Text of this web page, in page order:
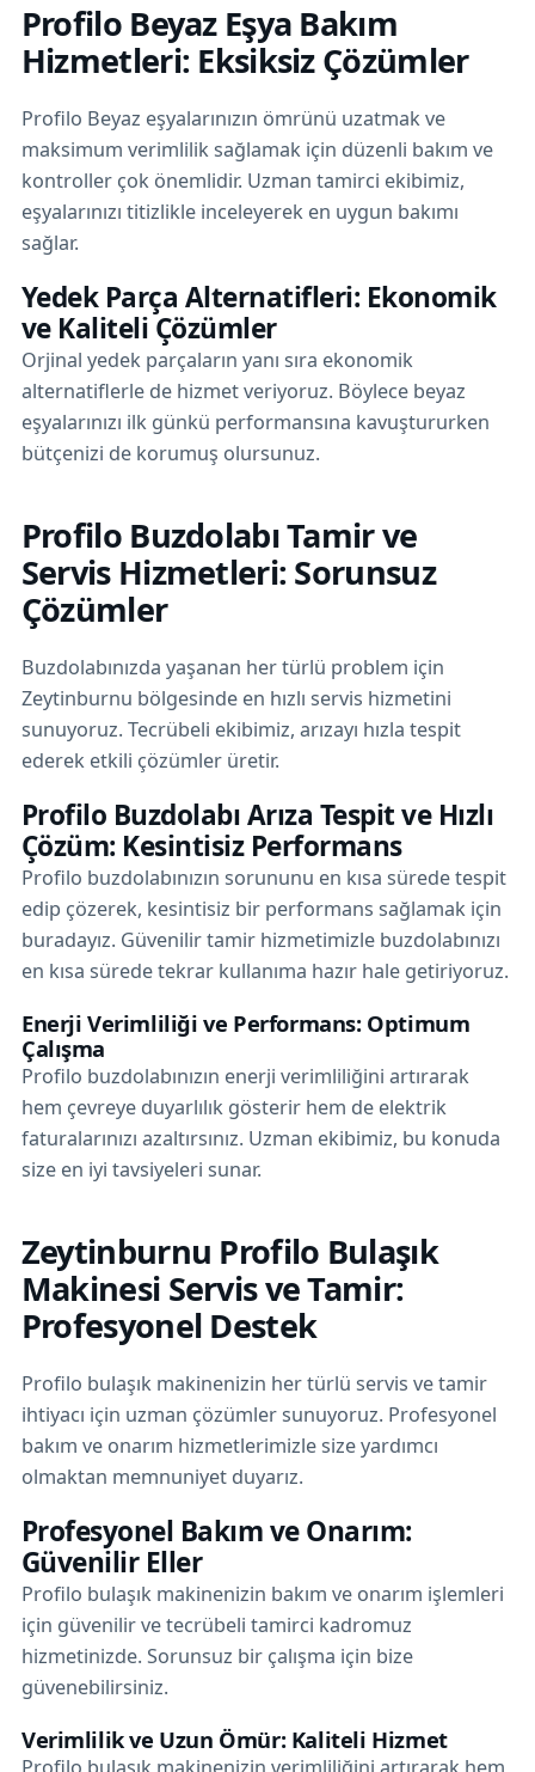
Profilo Beyaz Eşya Bakım
Hizmetleri: Eksiksiz Çözümler
Profilo Beyaz eşyalarınızın ömrünü uzatmak ve
maksimum verimlilik sağlamak için düzenli bakım ve
kontroller çok önemlidir. Uzman tamirci ekibimiz,
eşyalarınızı titizlikle inceleyerek en uygun bakımı
sağlar.
Yedek Parça Alternatifleri: Ekonomik
ve Kaliteli Çözümler
Orjinal yedek parçaların yanı sıra ekonomik
alternatiflerle de hizmet veriyoruz. Böylece beyaz
eşyalarınızı ilk günkü performansına kavuştururken
bütçenizi de korumuş olursunuz.
Profilo Buzdolabı Tamir ve
Servis Hizmetleri: Sorunsuz
Çözümler
Buzdolabınızda yaşanan her türlü problem için
Zeytinburnu bölgesinde en hızlı servis hizmetini
sunuyoruz. Tecrübeli ekibimiz, arızayı hızla tespit
ederek etkili çözümler üretir.
Profilo Buzdolabı Arıza Tespit ve Hızlı
Çözüm: Kesintisiz Performans
Profilo buzdolabınızın sorununu en kısa sürede tespit
edip çözerek, kesintisiz bir performans sağlamak için
buradayız. Güvenilir tamir hizmetimizle buzdolabınızı
en kısa sürede tekrar kullanıma hazır hale getiriyoruz.
Enerji Verimliliği ve Performans: Optimum
Çalışma
Profilo buzdolabınızın enerji verimliliğini artırarak
hem çevreye duyarlılık gösterir hem de elektrik
faturalarınızı azaltırsınız. Uzman ekibimiz, bu konuda
size en iyi tavsiyeleri sunar.
Zeytinburnu Profilo Bulaşık
Makinesi Servis ve Tamir:
Profesyonel Destek
Profilo bulaşık makinenizin her türlü servis ve tamir
ihtiyacı için uzman çözümler sunuyoruz. Profesyonel
bakım ve onarım hizmetlerimizle size yardımcı
olmaktan memnuniyet duyarız.
Profesyonel Bakım ve Onarım:
Güvenilir Eller
Profilo bulaşık makinenizin bakım ve onarım işlemleri
için güvenilir ve tecrübeli tamirci kadromuz
hizmetinizde. Sorunsuz bir çalışma için bize
güvenebilirsiniz.
Verimlilik ve Uzun Ömür: Kaliteli Hizmet